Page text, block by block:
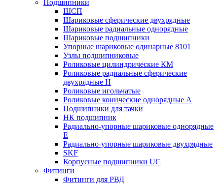
Подшипники
ШСП
Шариковые сферические двухрядные
Шариковые радиальные однорядные
Шариковые подшипники
Упорные шариковые одинарные 8101
Узлы подшипниковые
Роликовые цилиндрические КМ
Роликовые радиальные сферические
двухрядные H
Роликовые игольчатые
Роликовые конические однорядные А
Подшипники для тачки
НК подшипник
Радиально-упорные шариковые однорядные
Е
Радиально-упорные шариковые двухрядные
SKF
Корпусные подшипники UC
Фитинги
Фитинги для РВД